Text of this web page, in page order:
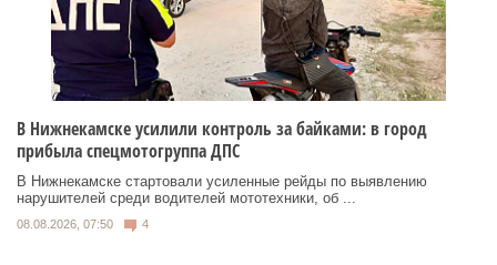
В Нижнекамске усилили контроль за байками: в город
прибыла спецмотогруппа ДПС
В Нижнекамске стартовали усиленные рейды по выявлению
нарушителей среди водителей мототехники, об ...
08.08.2026, 07:50 4